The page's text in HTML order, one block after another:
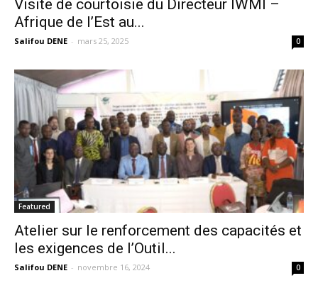
Visite de courtoisie du Directeur IWMI –
Afrique de l’Est au...
Salifou DENE - mars 25, 2025 0
Featured
Atelier sur le renforcement des capacités et
les exigences de l’Outil...
Salifou DENE - novembre 16, 2024 0